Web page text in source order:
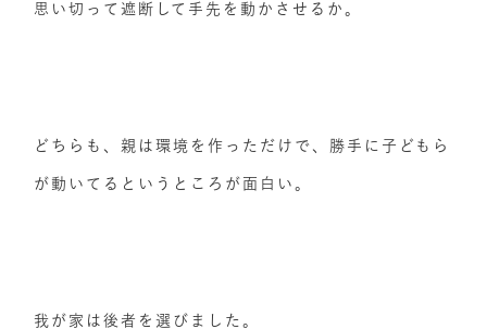
思い切って遮断して手先を動かさせるか。
どちらも、親は環境を作っただけで、勝手に子どもら
が動いてるというところが面白い。
我が家は後者を選びました。